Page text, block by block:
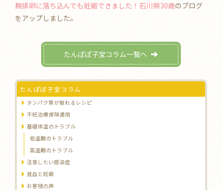
無排卵に落ち込んでも妊娠できました！石川県30歳のブログ
をアップしました。
たんぽぽ子宝コラム一覧へ
たんぽぽ子宝コラム
タンパク質が取れるレシピ
不妊治療保険適用
基礎体温のトラブル
低温期のトラブル
高温期のトラブル
注意したい感染症
貧血と妊娠
お客様の声